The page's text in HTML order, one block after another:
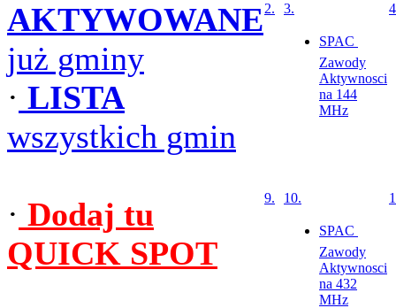
AKTYWOWANE
już gminy
· LISTA
wszystkich gmin
· Dodaj tu
QUICK SPOT
2. 3.
SPAC 
Zawody
Aktywnosci
na 144
MHz
9. 10.
SPAC 
Zawody
Aktywnosci
na 432
MHz